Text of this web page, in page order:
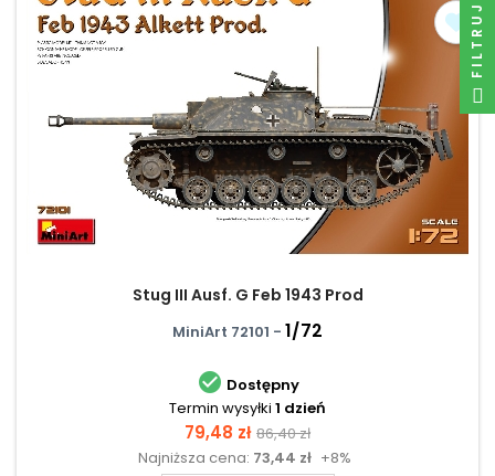
Stug III Ausf. G Feb 1943 Prod
MiniArt 72101 - 1/72
 Dostępny
Termin wysyłki 1 dzień
Cena
79,48 zł Cena
podstawowa
86,40 zł
Najniższa cena: 73,44 zł +8%
FILTRUJ